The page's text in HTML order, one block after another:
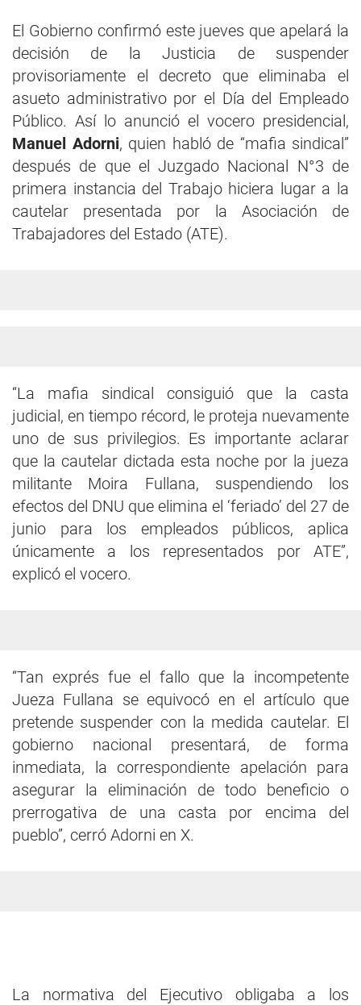
El Gobierno confirmó este jueves que apelará la
decisión de la Justicia de suspender
provisoriamente el decreto que eliminaba el
asueto administrativo por el Día del Empleado
Público. Así lo anunció el vocero presidencial,
Manuel Adorni, quien habló de “mafia sindical”
después de que el Juzgado Nacional N°3 de
primera instancia del Trabajo hiciera lugar a la
cautelar presentada por la Asociación de
Trabajadores del Estado (ATE).
“La mafia sindical consiguió que la casta
judicial, en tiempo récord, le proteja nuevamente
uno de sus privilegios. Es importante aclarar
que la cautelar dictada esta noche por la jueza
militante Moira Fullana, suspendiendo los
efectos del DNU que elimina el ‘feriado’ del 27 de
junio para los empleados públicos, aplica
únicamente a los representados por ATE”,
explicó el vocero.
“Tan exprés fue el fallo que la incompetente
Jueza Fullana se equivocó en el artículo que
pretende suspender con la medida cautelar. El
gobierno nacional presentará, de forma
inmediata, la correspondiente apelación para
asegurar la eliminación de todo beneficio o
prerrogativa de una casta por encima del
pueblo”, cerró Adorni en X.
La normativa del Ejecutivo obligaba a los